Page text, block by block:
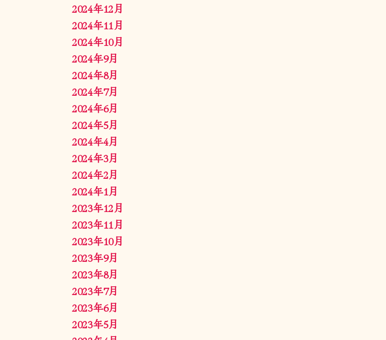
2024年12月
2024年11月
2024年10月
2024年9月
2024年8月
2024年7月
2024年6月
2024年5月
2024年4月
2024年3月
2024年2月
2024年1月
2023年12月
2023年11月
2023年10月
2023年9月
2023年8月
2023年7月
2023年6月
2023年5月